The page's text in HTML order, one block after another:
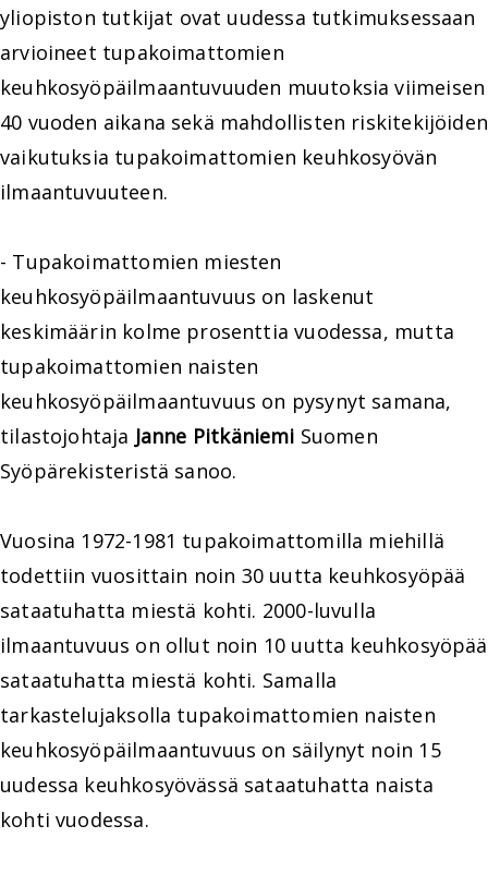
yliopiston tutkijat ovat uudessa tutkimuksessaan
arvioineet tupakoimattomien
keuhkosyöpäilmaantuvuuden muutoksia viimeisen
40 vuoden aikana sekä mahdollisten riskitekijöiden
vaikutuksia tupakoimattomien keuhkosyövän
ilmaantuvuuteen.
- Tupakoimattomien miesten
keuhkosyöpäilmaantuvuus on laskenut
keskimäärin kolme prosenttia vuodessa, mutta
tupakoimattomien naisten
keuhkosyöpäilmaantuvuus on pysynyt samana,
tilastojohtaja Janne Pitkäniemi Suomen
Syöpärekisteristä sanoo.
Vuosina 1972-1981 tupakoimattomilla miehillä
todettiin vuosittain noin 30 uutta keuhkosyöpää
sataatuhatta miestä kohti. 2000-luvulla
ilmaantuvuus on ollut noin 10 uutta keuhkosyöpää
sataatuhatta miestä kohti. Samalla
tarkastelujaksolla tupakoimattomien naisten
keuhkosyöpäilmaantuvuus on säilynyt noin 15
uudessa keuhkosyövässä sataatuhatta naista
kohti vuodessa.